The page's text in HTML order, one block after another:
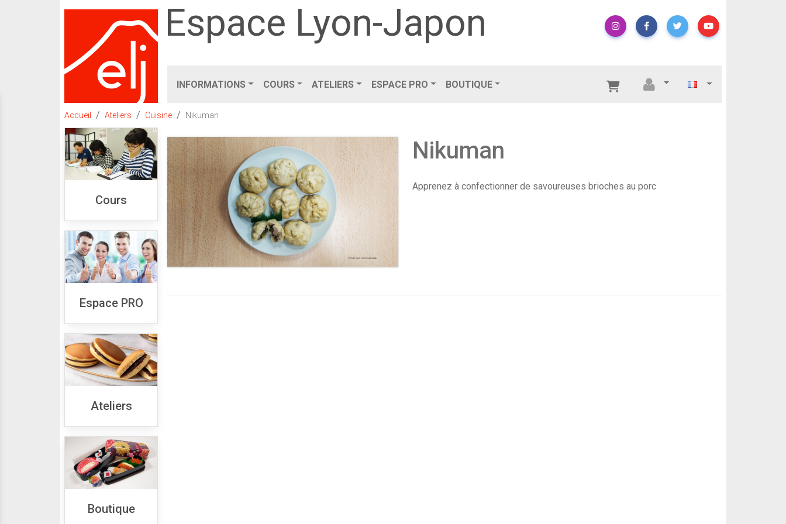
Espace Lyon-Japon
INFORMATIONS COURS ATELIERS ESPACE PRO BOUTIQUE
Accueil Ateliers Cuisine Nikuman
Cours
Espace PRO
Ateliers
Boutique
Nikuman
Apprenez à confectionner de savoureuses brioches au porc